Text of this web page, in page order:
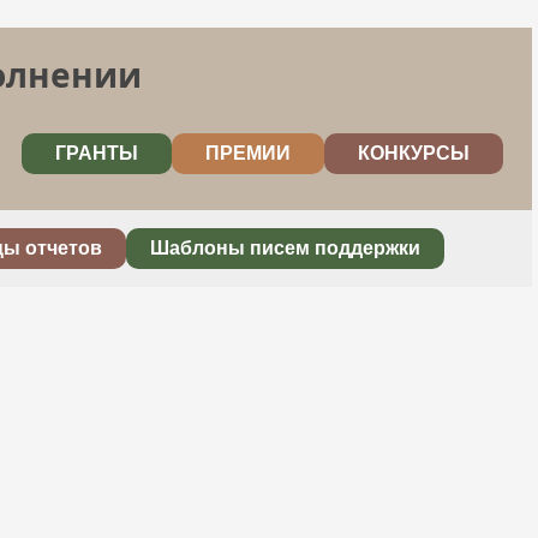
ГРАНТЫ ПРЕМИИ КОНКУРСЫ
отчетов Шаблоны писем поддержки